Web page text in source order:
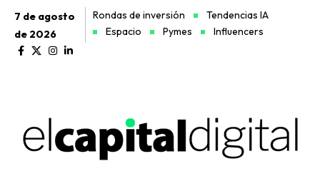
7 de agosto
de 2026
Rondas de inversión
Tendencias IA
Espacio
Pymes Influencers